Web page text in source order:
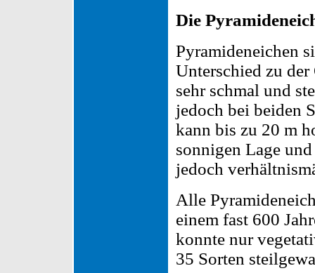
Die
Pyramideneichen
Unterschied zu
sehr schmal und
jedoch bei beiden
kann bis zu 20 m
sonnigen Lage
jedoch
Alle
einem fast 600
konnte nur
35 Sorten